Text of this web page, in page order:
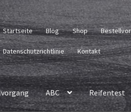
Startseite Blog Shop
Datenschutzrichtlinie Kontakt
ABC Reifentest